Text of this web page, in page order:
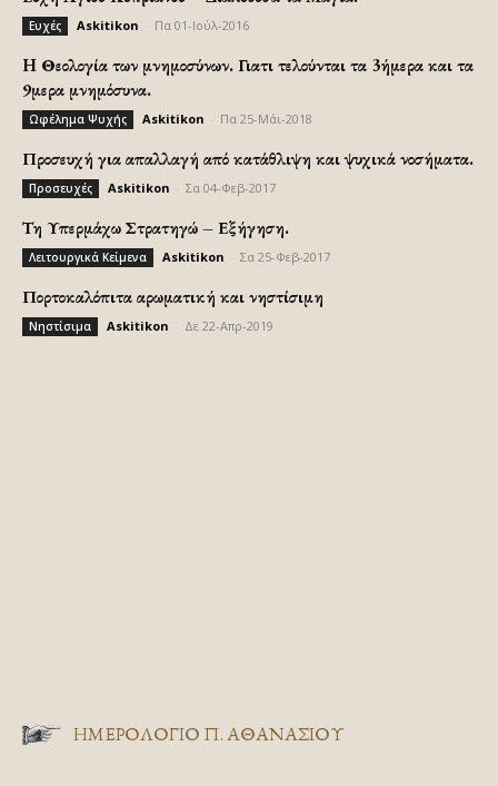
Ευχές Askitikon Πα 01-Ιούλ-2016
H Θεολογία των μνημοσύνων. Γιατι τελούνται τα 3ήμερα και τα
9μερα μνημόσυνα.
Ωφέλημα Ψυχής Askitikon Πα 25-Μάι-2018
Προσευχή για απαλλαγή από κατάθλιψη και ψυχικά νοσήματα.
Προσευχές Askitikon Σα 04-Φεβ-2017
Τη Υπερμάχω Στρατηγώ – Εξήγηση.
Λειτουργικά Κείμενα Askitikon Σα 25-Φεβ-2017
Πορτοκαλόπιτα αρωματική και νηστίσιμη
Νηστίσιμα Askitikon Δε 22-Απρ-2019
ΗΜΕΡΟΛΟΓΙΟ Π. ΑΘΑΝΑΣΙΟΥ